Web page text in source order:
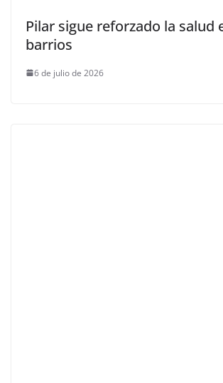
Pilar sigue reforzado la salud
barrios
6 de julio de 2026